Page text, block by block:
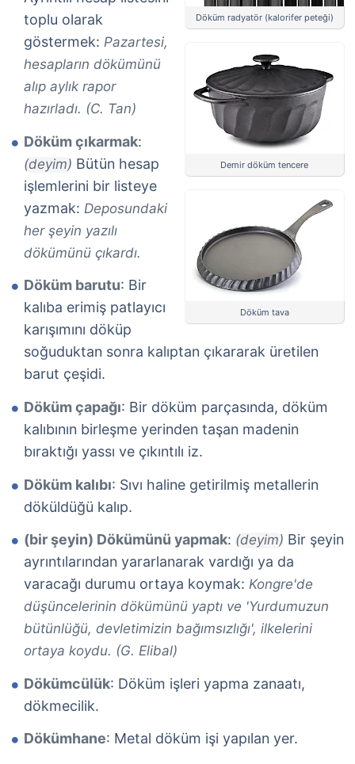
Döküm radyatör (kalorifer peteği)
Demir döküm tencere
Döküm tava
toplu olarak
göstermek: Pazartesi,
hesapların dökümünü
alıp aylık rapor
hazırladı. (C. Tan)
Döküm çıkarmak:
(deyim) Bütün hesap
işlemlerini bir listeye
yazmak: Deposundaki
her şeyin yazılı
dökümünü çıkardı.
Döküm barutu: Bir
kalıba erimiş patlayıcı
karışımını döküp
soğuduktan sonra kalıptan çıkararak üretilen
barut çeşidi.
Döküm çapağı: Bir döküm parçasında, döküm
kalıbının birleşme yerinden taşan madenin
bıraktığı yassı ve çıkıntılı iz.
Döküm kalıbı: Sıvı haline getirilmiş metallerin
döküldüğü kalıp.
(bir şeyin) Dökümünü yapmak: (deyim) Bir şeyin
ayrıntılarından yararlanarak vardığı ya da
varacağı durumu ortaya koymak: Kongre'de
düşüncelerinin dökümünü yaptı ve 'Yurdumuzun
bütünlüğü, devletimizin bağımsızlığı', ilkelerini
ortaya koydu. (G. Elibal)
Dökümcülük: Döküm işleri yapma zanaatı,
dökmecilik.
Dökümhane: Metal döküm işi yapılan yer.